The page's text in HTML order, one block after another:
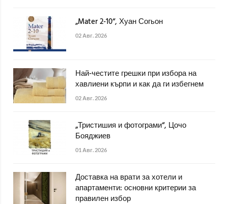
„Mater 2-10“, Хуан Согьон
02 Авг. 2026
Най-честите грешки при избора на
хавлиени кърпи и как да ги избегнем
02 Авг. 2026
„Тристишия и фотограми“, Цочо
Бояджиев
01 Авг. 2026
Доставка на врати за хотели и
апартаменти: основни критерии за
правилен избор